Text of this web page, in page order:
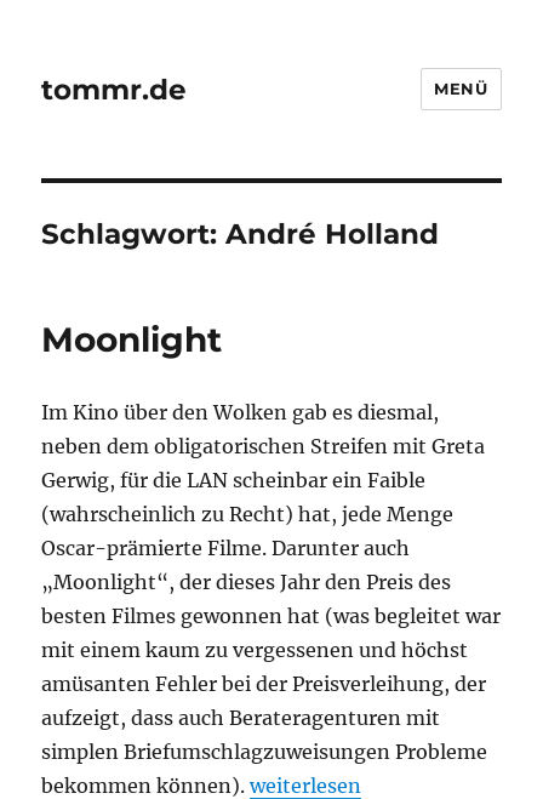
tommr.de MENÜ
Schlagwort:André Holland
Moonlight
Im Kino über den Wolken gab es diesmal,
neben dem obligatorischen Streifen mit Greta
Gerwig, für die LAN scheinbar ein Faible
(wahrscheinlich zu Recht) hat, jede Menge
Oscar-prämierte Filme. Darunter auch
„Moonlight“, der dieses Jahr den Preis des
besten Filmes gewonnen hat (was begleitet war
mit einem kaum zu vergessenen und höchst
amüsanten Fehler bei der Preisverleihung, der
aufzeigt, dass auch Berateragenturen mit
simplen Briefumschlagzuweisungen Probleme
bekommen können).„Moonlight“
weiterlesen